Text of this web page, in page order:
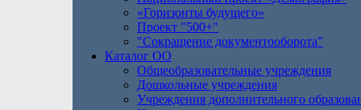
«Горизонты будущего»
Проект "500+"
"Сокращение документооборота"
Каталог ОО
Общеобразовательные учреждения
Дошкольные учреждения
Учреждения дополнительного